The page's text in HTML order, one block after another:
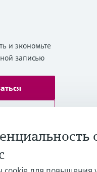
и экономьте
записью